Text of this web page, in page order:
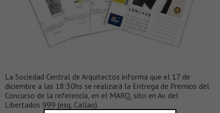
La Sociedad Central de Arquitectos informa que el 17 de
diciembre a las 18:30hs se realizará la Entrega de Premios del
Concurso de la referencia, en el MARQ, sito en Av. del
Libertados 999 (esq. Callao).